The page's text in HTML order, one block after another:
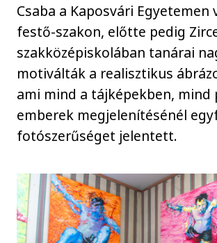
Csaba a Kaposvári Egyetemen
festő-szakon, előtte pedig
szakközépiskolában tanárai
motiválták a realisztikus
ami mind a tájképekben, mind
emberek megjelenítésénél
fotószerűséget jelentett.